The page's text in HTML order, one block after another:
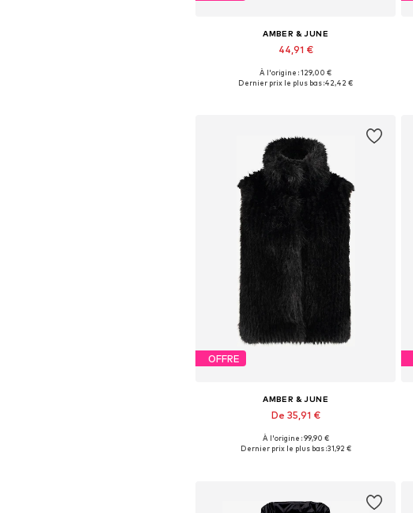
AMBER & JUNE
44,91 €
Disponible en plusieurs tailles
À l'origine : 129,00 €
Dernier prix le plus bas :42,42 €
OFFRE
AMBER & JUNE
De 35,91 €
Disponible en plusieurs tailles
À l'origine : 99,90 €
Dernier prix le plus bas :31,92 €